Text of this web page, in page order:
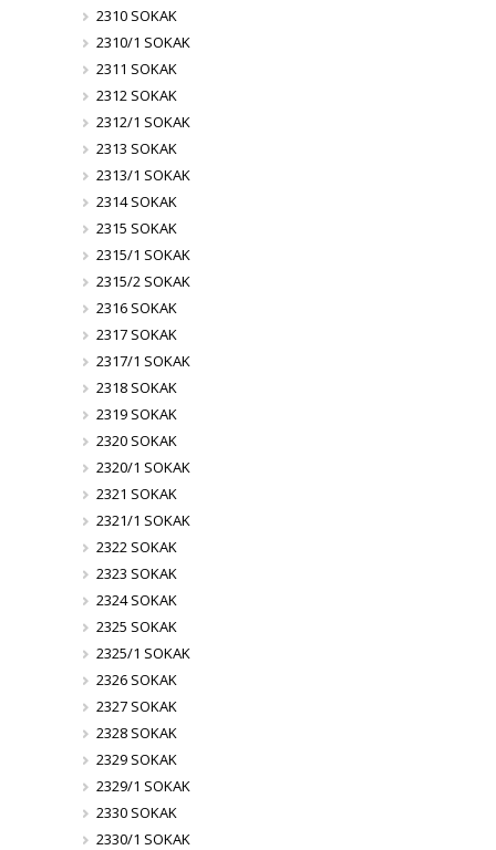
2310 SOKAK
2310/1 SOKAK
2311 SOKAK
2312 SOKAK
2312/1 SOKAK
2313 SOKAK
2313/1 SOKAK
2314 SOKAK
2315 SOKAK
2315/1 SOKAK
2315/2 SOKAK
2316 SOKAK
2317 SOKAK
2317/1 SOKAK
2318 SOKAK
2319 SOKAK
2320 SOKAK
2320/1 SOKAK
2321 SOKAK
2321/1 SOKAK
2322 SOKAK
2323 SOKAK
2324 SOKAK
2325 SOKAK
2325/1 SOKAK
2326 SOKAK
2327 SOKAK
2328 SOKAK
2329 SOKAK
2329/1 SOKAK
2330 SOKAK
2330/1 SOKAK